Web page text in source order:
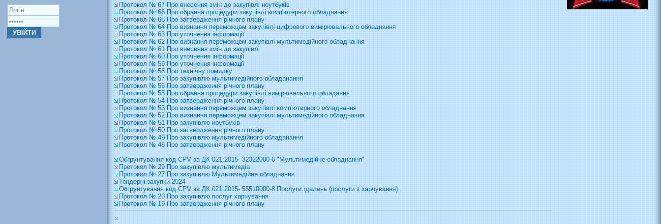
Протокол № 67 Про внесення змін до закупівлі ноутбуків
Протокол № 66 Про обрання процедури закупівлі комп'ютерного обладнання
Протокол № 65 Про затвердження річного плану
Протокол № 64 Про визнання переможцем закупівлі цифрового вимірювального обладнання
Протокол № 63 Про уточнення інформації
Протокол № 62 Про визнання переможцем закупівлі мультимедійного обладнання
Протокол № 61 Про внесення змін до закупівлі
Протокол № 60 Про уточнення інформації
Протокол № 59 Про уточнення інформації
Протокол № 58 Про технічну помилку
Протокол № 57 Про закупівлю мультимедійного обладанання
Протокол № 56 Про затвердження річного плану
Протокол № 55 Про обрання процедури закупівлі вимірювального обладання
Протокол № 54 Про затвердження річного плану
Протокол № 53 Про визнання переможцем закупівлі комп'ютерного обладнання
Протокол № 52 Про визнання переможцем закупівлі мультимедійного обладнання
Протокол № 51 Про закупівлю ноутбуків
Протокол № 50 Про затвердження річного плану
Протокол № 49 Про закупівлю мультимедійного обладанання
Протокол № 48 Про затвердження річного плану
Обгрунтування код CPV за ДК 021:2015- 32322000-6 "Мультимедійне обладнання"
Протокол № 29 Про закупівлю мультимедіа
Протокол № 27 Про закупівлю Мультимедійне обладнання
Тендерні закупки 2024
Обгрунтування код CPV за ДК 021:2015- 55510000-8 Послуги їдалень (послуги з харчування)
Протокол № 20 Про закупівлю послуг харчування
Протокол № 19 Про затвердження річного плану